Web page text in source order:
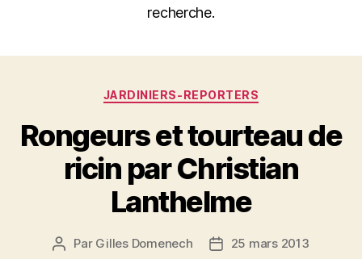
recherche.
Catégories
JARDINIERS-REPORTERS
Rongeurs et tourteau de
ricin par Christian
Lanthelme
Auteur
Par Gilles Domenech
Date25 mars 2013